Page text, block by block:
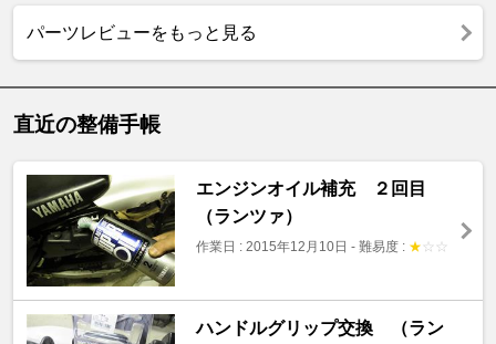
パーツレビューをもっと見る
直近の整備手帳
エンジンオイル補充 ２回目
（ランツァ）
作業日 : 2015年12月10日 - 難易度 : ★ ☆ ☆
ハンドルグリップ交換 （ラン